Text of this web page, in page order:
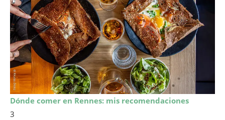
Dónde comer en Rennes: mis recomendaciones
3